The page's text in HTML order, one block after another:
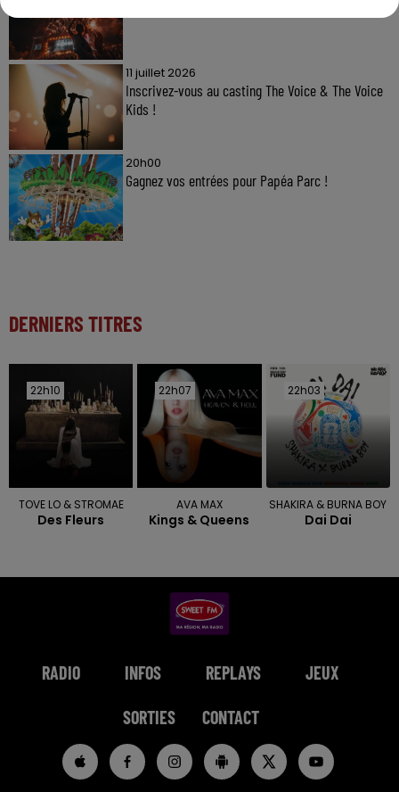
11 juillet 2026
Inscrivez-vous au casting The Voice & The Voice
Kids !
20h00
Gagnez vos entrées pour Papéa Parc !
DERNIERS TITRES
22h10
22h10
TOVE LO & STROMAE
Des Fleurs
22h07
22h07
AVA MAX
Kings & Queens
22h03
22h03
SHAKIRA & BURNA BOY
Dai Dai
RADIO INFOS REPLAYS JEUX
SORTIES CONTACT